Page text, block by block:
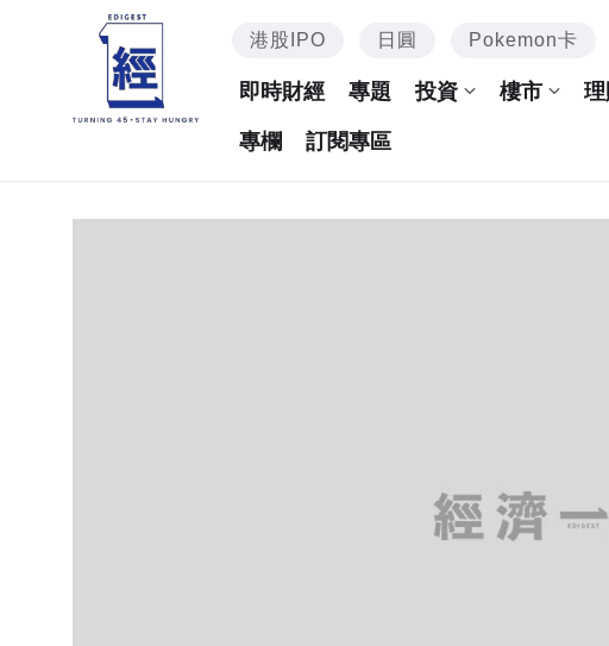
港股IPO 日圓 Pokemon卡
即時財經 專題 投資 樓市
專欄 訂閱專區